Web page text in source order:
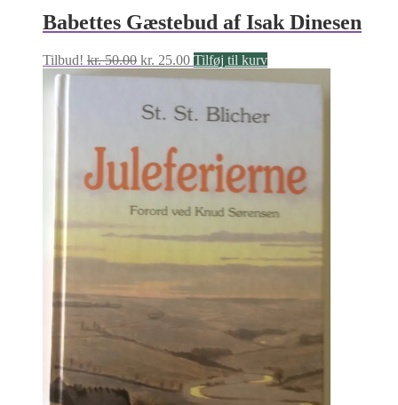
Babettes Gæstebud af Isak Dinesen
Tilbud! kr.50.00 Den
oprindelige
var:
kr. 50.00.
kr. 25.00Den
er:
kr. 25.00.
Tilføj til kurv